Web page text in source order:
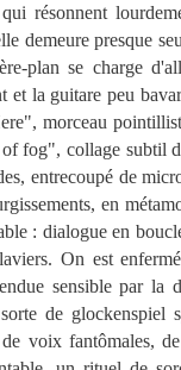
résonnent
demeure presque
plan se charge
la guitare peu
morceau
fog", collage subtil
entrecoupé de
en
: dialogue en
On est
sensible par la
de glockenspiel
voix fantômales,